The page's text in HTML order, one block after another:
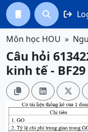
 
Môn học HOU
Câu hỏi
kinh tế - BF29
  